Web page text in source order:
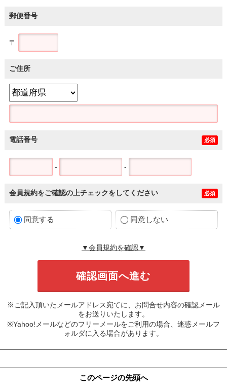
郵便番号
〒
ご住所
電話番号 必須
- -
会員規約をご確認の上チェックをしてください 必須
同意する 同意しない
▼会員規約を確認▼
※ご記入頂いたメールアドレス宛てに、お問合せ内容の確認メール
をお送りいたします。
※Yahoo!メールなどのフリーメールをご利用の場合、迷惑メールフ
ォルダに入る場合があります。
このページの先頭へ